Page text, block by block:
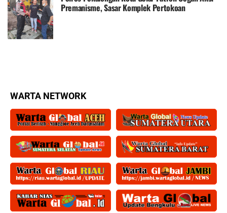
Premanisme, Sasar Komplek Pertokoan
WARTA NETWORK